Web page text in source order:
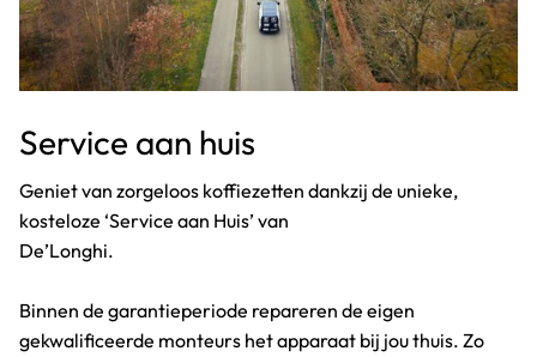
Service aan huis
Geniet van zorgeloos koffiezetten dankzij de unieke,
kosteloze ‘Service aan Huis’ van
De’Longhi.
Binnen de garantieperiode repareren de eigen
gekwalificeerde monteurs het apparaat bij jou thuis. Zo